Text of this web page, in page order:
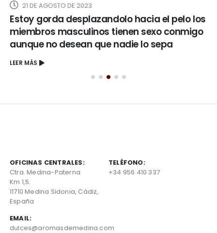
21 DE AGOSTO DE 2023
Estoy gorda desplazandolo hacia el pelo los
miembros masculinos tienen sexo conmigo
aunque no desean que nadie lo sepa
LEER MÁS
OFICINAS CENTRALES:
Ctra. Medina-Paterna
Km 1,5.
11710 Medina Sidonia, Cádiz,
España
TELÉFONO:
+34 956 410 337
EMAIL:
dulces@aromasdemedina.com